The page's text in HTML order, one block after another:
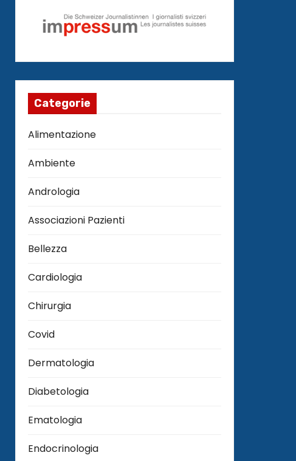
Categorie
Alimentazione
Ambiente
Andrologia
Associazioni Pazienti
Bellezza
Cardiologia
Chirurgia
Covid
Dermatologia
Diabetologia
Ematologia
Endocrinologia